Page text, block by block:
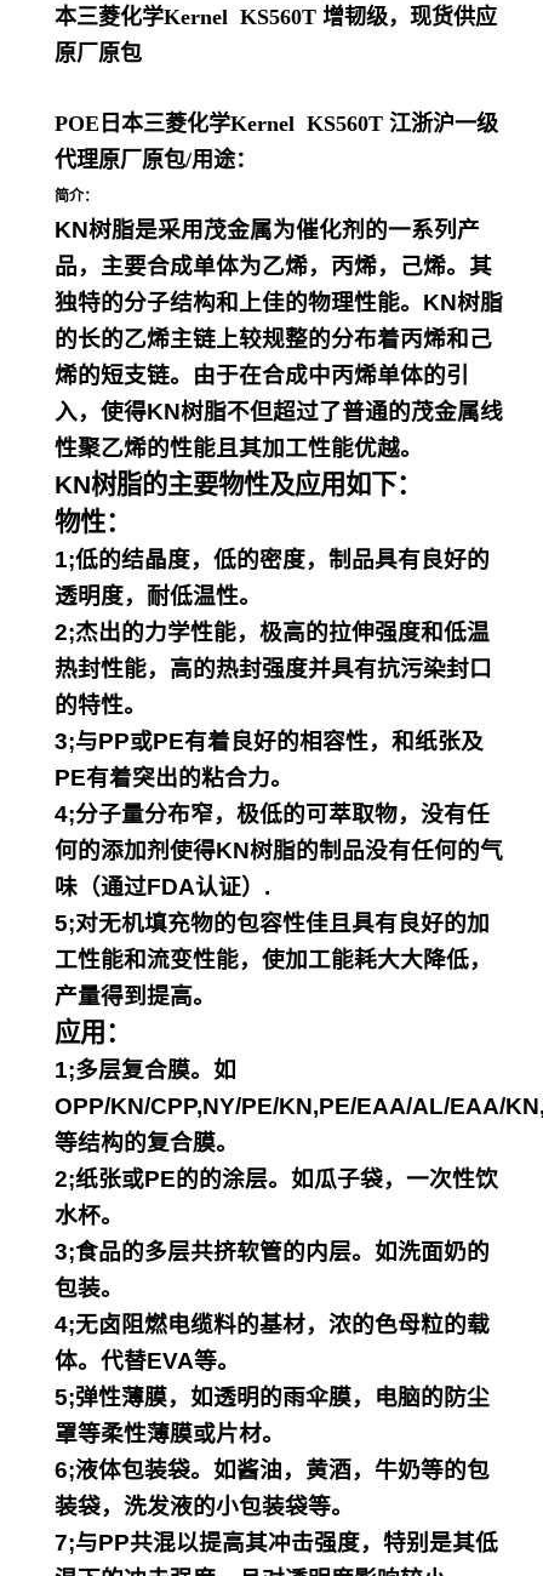
本三菱化学Kernel KS560T 增韧级，现货供应
原厂原包
POE日本三菱化学Kernel KS560T 江浙沪一级
代理原厂原包/用途：
简介：
KN树脂是采用茂金属为催化剂的一系列产
品，主要合成单体为乙烯，丙烯，己烯。其
独特的分子结构和上佳的物理性能。KN树脂
的长的乙烯主链上较规整的分布着丙烯和己
烯的短支链。由于在合成中丙烯单体的引
入，使得KN树脂不但超过了普通的茂金属线
性聚乙烯的性能且其加工性能优越。
KN树脂的主要物性及应用如下：
物性：
1;低的结晶度，低的密度，制品具有良好的
透明度，耐低温性。
2;杰出的力学性能，极高的拉伸强度和低温
热封性能，高的热封强度并具有抗污染封口
的特性。
3;与PP或PE有着良好的相容性，和纸张及
PE有着突出的粘合力。
4;分子量分布窄，极低的可萃取物，没有任
何的添加剂使得KN树脂的制品没有任何的气
味（通过FDA认证）.
5;对无机填充物的包容性佳且具有良好的加
工性能和流变性能，使加工能耗大大降低，
产量得到提高。
应用：
1;多层复合膜。如
OPP/KN/CPP,NY/PE/KN,PE/EAA/AL/EAA/
等结构的复合膜。
2;纸张或PE的的涂层。如瓜子袋，一次性饮
水杯。
3;食品的多层共挤软管的内层。如洗面奶的
包装。
4;无卤阻燃电缆料的基材，浓的色母粒的载
体。代替EVA等。
5;弹性薄膜，如透明的雨伞膜，电脑的防尘
罩等柔性薄膜或片材。
6;液体包装袋。如酱油，黄酒，牛奶等的包
装袋，洗发液的小包装袋等。
7;与PP共混以提高其冲击强度，特别是其低